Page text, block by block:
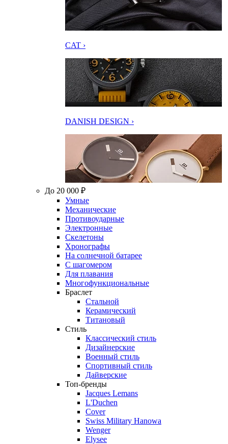
CAT ›
DANISH DESIGN ›
До 20 000 ₽
Умные
Механические
Противоударные
Электронные
Скелетоны
Хронографы
На солнечной батарее
С шагомером
Для плавания
Многофункциональные
Браслет
Стальной
Керамический
Титановый
Стиль
Классический стиль
Дизайнерские
Военный стиль
Спортивный стиль
Дайверские
Топ-бренды
Jacques Lemans
L'Duchen
Cover
Swiss Military Hanowa
Wenger
Elysee